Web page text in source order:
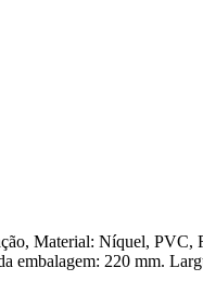
Material: Níquel,
220 mm.